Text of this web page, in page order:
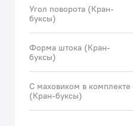
Угол поворота (Кран-
буксы)
Форма штока (Кран-
буксы)
С маховиком в комплекте
(Кран-буксы)